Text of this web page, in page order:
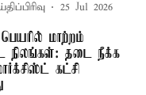
25 Jul 2026
மாற்றம்
நிலங்கள்: தடை நீக்க
கட்சி